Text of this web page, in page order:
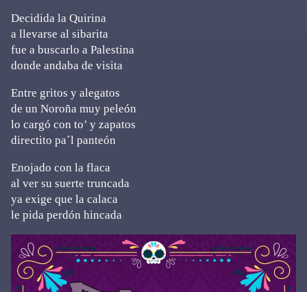
Decidida la Quirina
a llevarse al sibarita
fue a buscarlo a Palestina
donde andaba de visita
Entre gritos y alegatos
de un Noroña muy peleón
lo cargó con to’ y zapatos
directito pa´l panteón
Enojado con la flaca
al ver su suerte truncada
ya exige que la calaca
le pida perdón hincada